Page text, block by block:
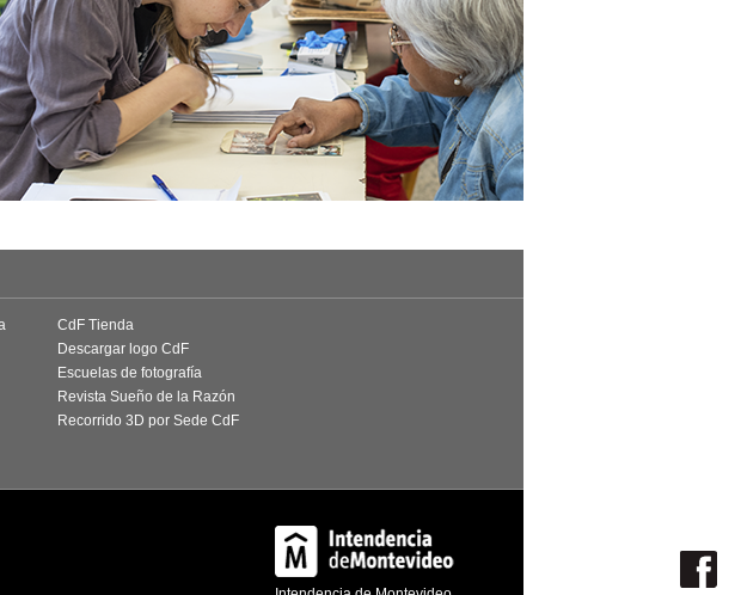
CdF Tienda
Descargar logo CdF
Escuelas de fotografía
Revista Sueño de la Razón
Recorrido 3D por Sede CdF